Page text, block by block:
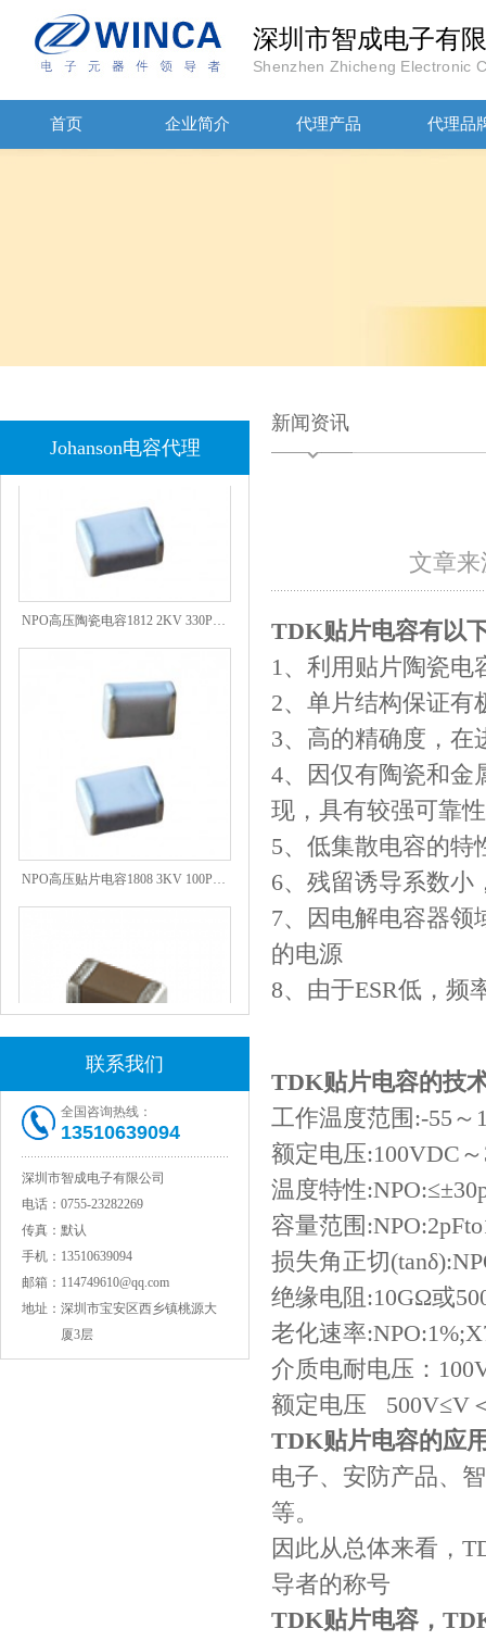
深圳市智成电子有
Shenzhen Zhicheng Electronic
首页 企业简介 代理产品 代理品
Johanson电容代理
NPO高压陶瓷电容1812 2KV 330PF 5%精度
NPO高压贴片电容1808 3KV 100PF J
联系我们
全国咨询热线：
13510639094
深圳市智成电子有限公司
电话： 0755-23282269
传真： 默认
手机： 13510639094
邮箱： 114749610@qq.com
地址： 深圳市宝安区西乡镇桃源大
厦3层
新闻资讯
文章
TDK贴片电容有以
1、利用贴片陶瓷
2、单片结构保证有
3、高的精确度，在
4、因仅有陶瓷和金
现，具有较强可靠
5、低集散电容的特
6、残留诱导系数小
7、因电解电容器领
的电源
8、由于ESR低，频
TDK贴片电容的技
工作温度范围:-55
额定电压:100VDC
温度特性
容量范围
损失角正切
绝缘电阻:10GΩ或
老化速率
介质电耐电压：
额定电压 500V≤V
TDK贴片电容的应
电子、安防产品、
等。
因此从总体来看，
导者的称号
TDK贴片电容，